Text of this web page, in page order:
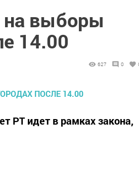
выборы
14.00
627 0
РТ идет в рамках закона,